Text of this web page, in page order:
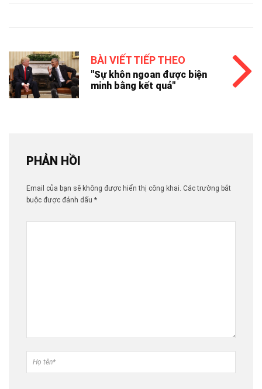
BÀI VIẾT TIẾP THEO
"Sự khôn ngoan được biện
minh bằng kết quả"
PHẢN HỒI
Email của bạn sẽ không được hiển thị công khai. Các trường bắt
buộc được đánh dấu *